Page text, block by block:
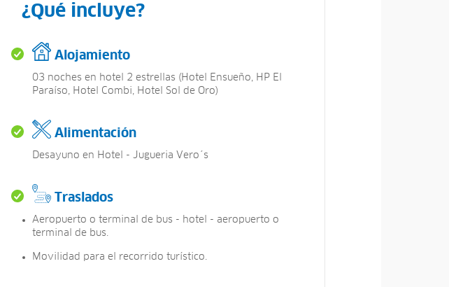
¿Qué incluye?
Alojamiento
03 noches en hotel 2 estrellas (Hotel Ensueño, HP El
Paraíso, Hotel Combi, Hotel Sol de Oro)
Alimentación
Desayuno en Hotel - Jugueria Vero´s
Traslados
Aeropuerto o terminal de bus - hotel - aeropuerto o
terminal de bus.
Movilidad para el recorrido turístico.